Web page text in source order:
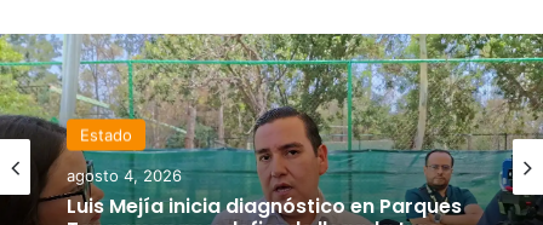
Estado
agosto 4, 2026
Luis Mejía inicia diagnóstico en Parques